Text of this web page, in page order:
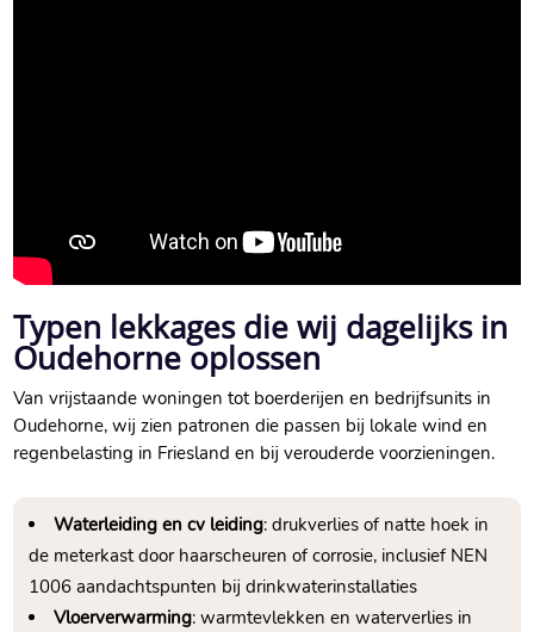
Typen lekkages die wij dagelijks in
Oudehorne oplossen
Van vrijstaande woningen tot boerderijen en bedrijfsunits in
Oudehorne, wij zien patronen die passen bij lokale wind en
regenbelasting in Friesland en bij verouderde voorzieningen.
Waterleiding en cv leiding: drukverlies of natte hoek in
de meterkast door haarscheuren of corrosie, inclusief NEN
1006 aandachtspunten bij drinkwaterinstallaties
Vloerverwarming: warmtevlekken en waterverlies in